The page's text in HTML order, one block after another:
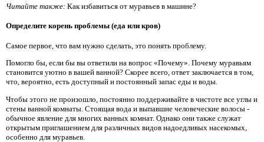
Читайте также: Как избавиться от муравьев в машине?
Определите корень проблемы (еда или кров)
Самое первое, что вам нужно сделать, это понять проблему.
Помогло бы, если бы вы ответили на вопрос «Почему». Почему муравьям
становится уютно в вашей ванной? Скорее всего, ответ заключается в том,
что, вероятно, есть доступный и постоянный запас еды и воды.
Чтобы этого не произошло, постоянно поддерживайте в чистоте все углы и
стены ванной комнаты. Стоящая вода и выпавшие человеческие волосы -
обычное явление для многих ванных комнат. Однако они также служат
открытым приглашением для различных видов надоедливых насекомых,
особенно для муравьев.